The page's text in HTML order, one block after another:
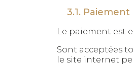
3.1. Paiement
Le paiement est
Sont acceptées
le site internet